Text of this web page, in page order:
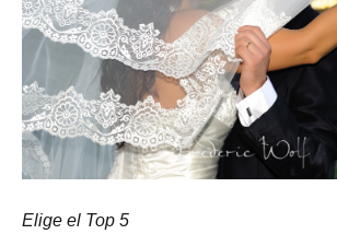
Elige el Top 5